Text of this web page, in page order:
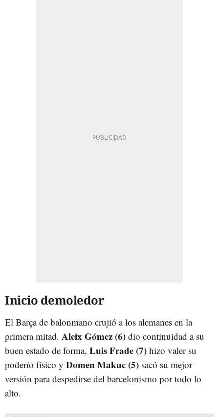
Inicio demoledor
El Barça de balonmano crujió a los alemanes en la
primera mitad. Aleix Gómez (6) dio continuidad a su
buen estado de forma, Luis Frade (7) hizo valer su
poderío físico y Domen Makuc (5) sacó su mejor
versión para despedirse del barcelonismo por todo lo
alto.